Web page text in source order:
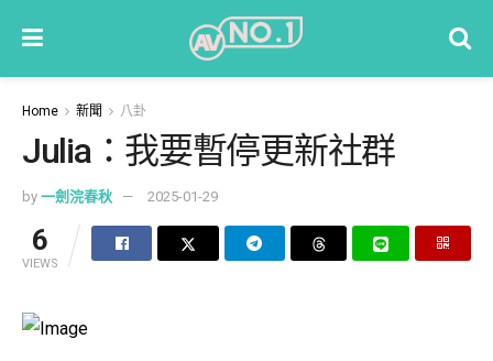
Home 新聞 八卦
Julia：我要暫停更新社群
by 一劍浣春秋 2025-01-29
6
VIEWS